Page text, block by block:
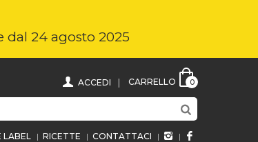
dal 24 agosto 2025
0
CARRELLO
ACCEDI
CONTATTACI
RICETTE
LABEL